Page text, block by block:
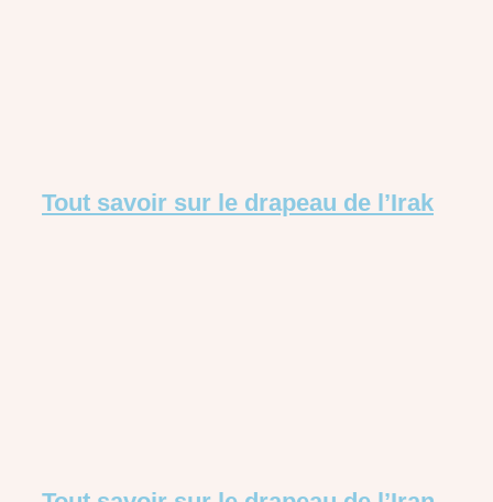
Tout savoir sur le drapeau de l’Irak